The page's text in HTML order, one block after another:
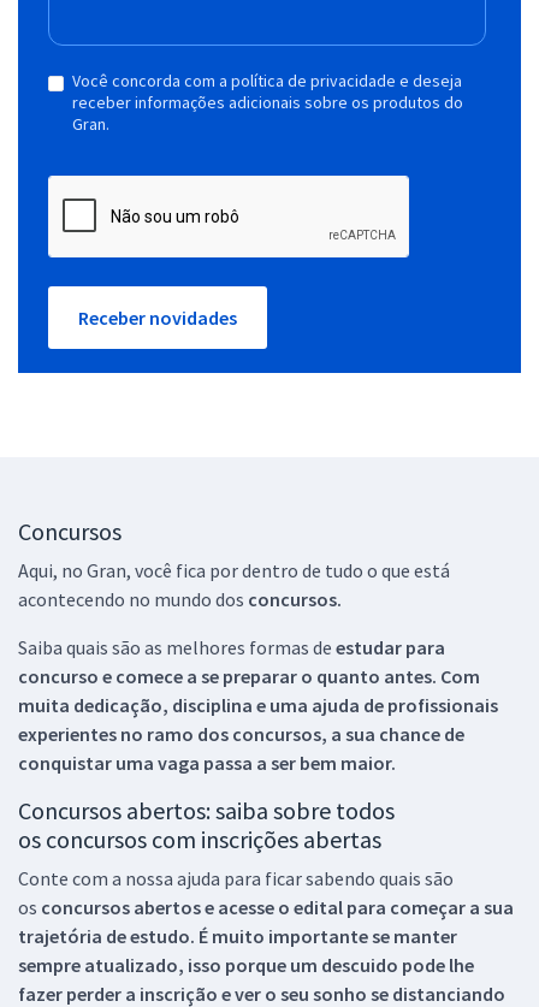
Você concorda com a política de privacidade e deseja
receber informações adicionais sobre os produtos do
Gran.
Receber novidades
Concursos
Aqui, no Gran, você fica por dentro de tudo o que está
acontecendo no mundo dos concursos.
Saiba quais são as melhores formas de estudar para
concurso e comece a se preparar o quanto antes. Com
muita dedicação, disciplina e uma ajuda de profissionais
experientes no ramo dos concursos, a sua chance de
conquistar uma vaga passa a ser bem maior.
Concursos abertos: saiba sobre todos
os concursos com inscrições abertas
Conte com a nossa ajuda para ficar sabendo quais são
os concursos abertos e acesse o edital para começar a sua
trajetória de estudo. É muito importante se manter
sempre atualizado, isso porque um descuido pode lhe
fazer perder a inscrição e ver o seu sonho se distanciando